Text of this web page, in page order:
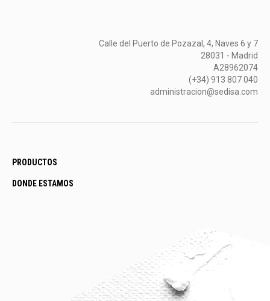
Calle del Puerto de Pozazal, 4, Naves 6 y 7
28031 - Madrid
A28962074
(+34) 913 807 040
administracion@sedisa.com
PRODUCTOS
DONDE ESTAMOS